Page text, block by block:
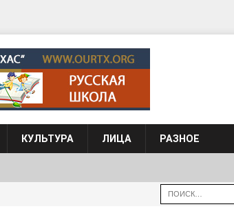
КУЛЬТУРА ЛИЦА РАЗНОЕ